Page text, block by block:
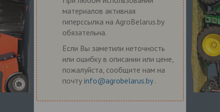
материалов активная
гиперссылка на AgroBelarus.by
обязательна.
Если Вы заметили неточность
или ошибку в описании или цене,
пожалуйста, сообщите нам на
почту info@agrobelarus.by .